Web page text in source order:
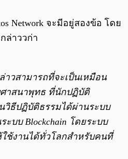
Network จะมีอยู่สองข้อ โดย
ล่าววก่า
าวสามารถที่จะเป็นเหมือน
ศาสนาพุทธ ที่นักปฏิบัติ
วิธีปฏิบัติธรรมได้ผ่านระบบ
บบ Blockchain โดยระบบ
ช้งานได้ทั่วโลกสำหรับคนที่